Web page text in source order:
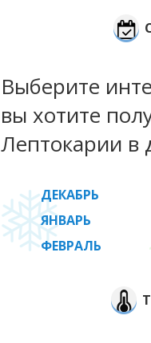
Выберите
вы хотите
Лептокарии в
ДЕКАБРЬ
ЯНВАРЬ
ФЕВРАЛЬ